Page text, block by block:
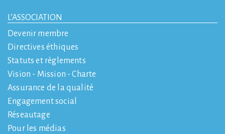
L’ASSOCIATION
Devenir membre
Directives éthiques
Statuts et règlements
Vision - Mission - Charte
Assurance de la qualité
Engagement social
Réseautage
Pour les médias